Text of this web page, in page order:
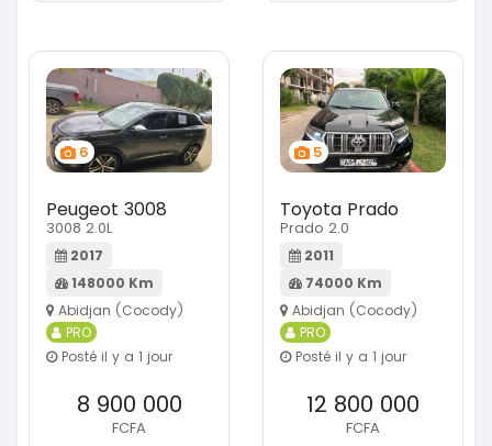
6
Peugeot 3008
3008 2.0L
2017
148000 Km
Abidjan (Cocody)
PRO
Posté il y a 1 jour
8 900 000
FCFA
5
Toyota Prado
Prado 2.0
2011
74000 Km
Abidjan (Cocody)
PRO
Posté il y a 1 jour
12 800 000
FCFA